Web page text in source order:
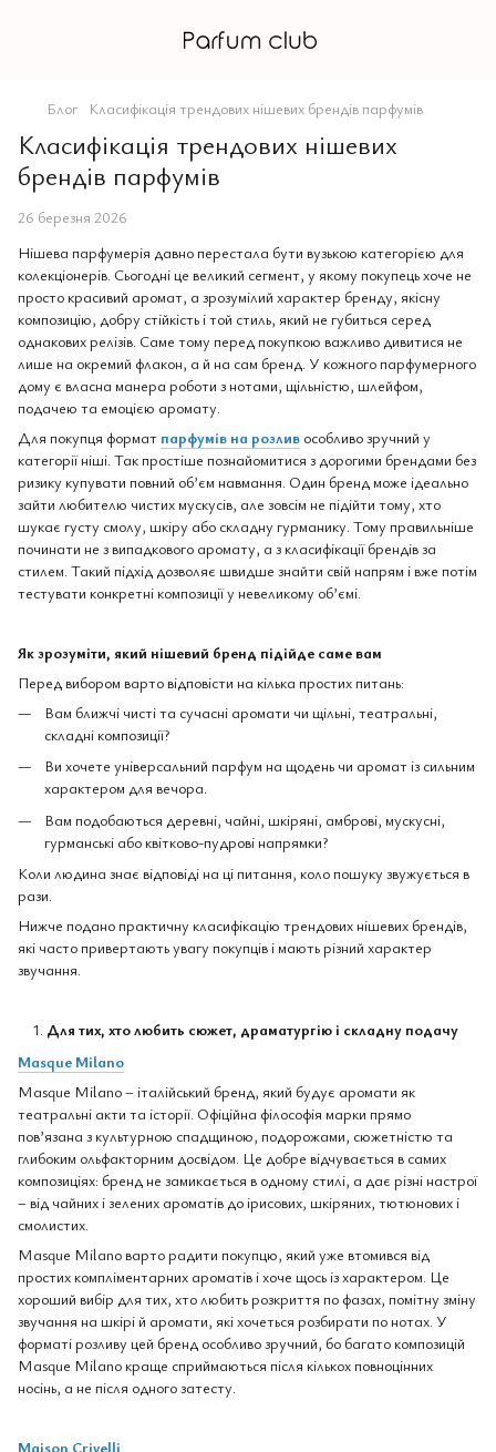
Блог Класифікація трендових нішевих брендів парфумів
Класифікація трендових нішевих
брендів парфумів
26 березня 2026
Нішева парфумерія давно перестала бути вузькою категорією для
колекціонерів. Сьогодні це великий сегмент, у якому покупець хоче не
просто красивий аромат, а зрозумілий характер бренду, якісну
композицію, добру стійкість і той стиль, який не губиться серед
однакових релізів. Саме тому перед покупкою важливо дивитися не
лише на окремий флакон, а й на сам бренд. У кожного парфумерного
дому є власна манера роботи з нотами, щільністю, шлейфом,
подачею та емоцією аромату.
Для покупця формат парфумів на розлив особливо зручний у
категорії ніші. Так простіше познайомитися з дорогими брендами без
ризику купувати повний об’єм навмання. Один бренд може ідеально
зайти любителю чистих мускусів, але зовсім не підійти тому, хто
шукає густу смолу, шкіру або складну гурманику. Тому правильніше
починати не з випадкового аромату, а з класифікації брендів за
стилем. Такий підхід дозволяє швидше знайти свій напрям і вже потім
тестувати конкретні композиції у невеликому об’ємі.
Як зрозуміти, який нішевий бренд підійде саме вам
Перед вибором варто відповісти на кілька простих питань:
Вам ближчі чисті та сучасні аромати чи щільні, театральні,
складні композиції?
Ви хочете універсальний парфум на щодень чи аромат із сильним
характером для вечора.
Вам подобаються деревні, чайні, шкіряні, амброві, мускусні,
гурманські або квітково-пудрові напрямки?
Коли людина знає відповіді на ці питання, коло пошуку звужується в
рази.
Нижче подано практичну класифікацію трендових нішевих брендів,
які часто привертають увагу покупців і мають різний характер
звучання.
Для тих, хто любить сюжет, драматургію і складну подачу
Masque Milano
Masque Milano – італійський бренд, який будує аромати як
театральні акти та історії. Офіційна філософія марки прямо
пов’язана з культурною спадщиною, подорожами, сюжетністю та
глибоким ольфакторним досвідом. Це добре відчувається в самих
композиціях: бренд не замикається в одному стилі, а дає різні настрої
– від чайних і зелених ароматів до ірисових, шкіряних, тютюнових і
смолистих.
Masque Milano варто радити покупцю, який уже втомився від
простих компліментарних ароматів і хоче щось із характером. Це
хороший вибір для тих, хто любить розкриття по фазах, помітну зміну
звучання на шкірі й аромати, які хочеться розбирати по нотах. У
форматі розливу цей бренд особливо зручний, бо багато композицій
Masque Milano краще сприймаються після кількох повноцінних
носінь, а не після одного затесту.
Maison Crivelli